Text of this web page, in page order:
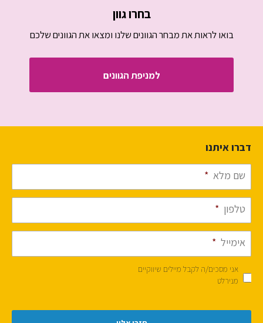
בחרו גוון
בואו לראות את מבחר הגוונים שלנו ומצאו את הגוונים שלכם
למניפת הגוונים
דברו איתנו
שם מלא *
טלפון *
אימייל *
אני מסכים/ה לקבל מיילים שיווקיים
מנירלט